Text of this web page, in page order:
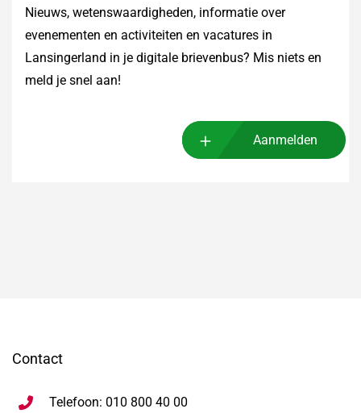
Nieuws, wetenswaardigheden, informatie over
evenementen en activiteiten en vacatures in
Lansingerland in je digitale brievenbus? Mis niets en
meld je snel aan!
Aanmelden
Contact
Telefoon: 010 800 40 00